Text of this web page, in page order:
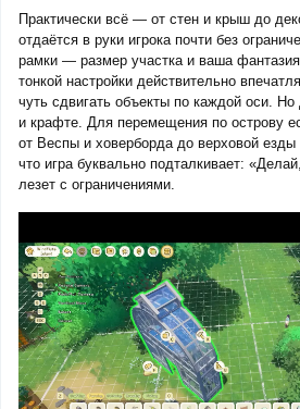
Практически всё — от стен и крыш до
отдаётся в руки игрока почти без
рамки — размер участка и ваша
тонкой настройки действительно
чуть сдвигать объекты по каждой оси. Но
и крафте. Для перемещения по острову
от Веспы и ховерборда до верховой
что игра буквально подталкивает:
лезет с ограничениями.